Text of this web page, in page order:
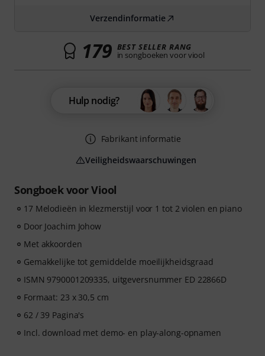
Songboek voor Viool
17 Melodieën in klezmerstijl voor 1 tot 2 violen en piano
Door Joachim Johow
Met akkoorden
Gemakkelijke tot gemiddelde moeilijkheidsgraad
ISMN 9790001209335, uitgeversnummer ED 22866D
Formaat: 23 x 30,5 cm
62 / 39 Pagina's
Incl. download met demo- en play-along-opnamen
Verzendinformatie
179 BEST SELLER RANG
in songboeken voor viool
Hulp nodig?
Fabrikant informatie
Veiligheidswaarschuwingen